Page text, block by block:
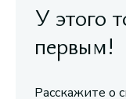
У этого
первым!
Расскажите о